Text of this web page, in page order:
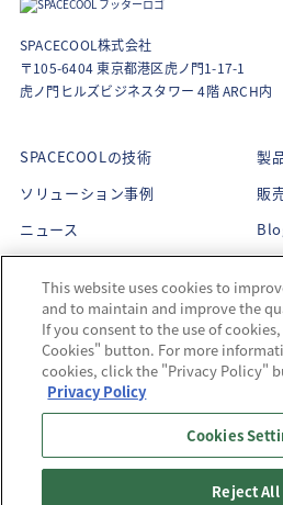
SPACECOOL株式会社
〒105-6404 東京都港区虎ノ門1-17-1
虎ノ門ヒルズビジネスタワー 4階 ARCH内
SPACECOOLの技術
製
ソリューション事例
販
ニュース
This website uses cookies to
and to maintain and improve the
If you consent to the use of
Cookies" button. For more
cookies, click the "Privacy Policy"
Privacy Policy
Cookies
Reject All